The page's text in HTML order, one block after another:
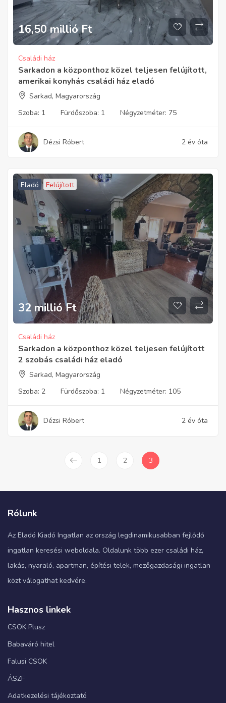
16,50 millió Ft
Családi ház
Sarkadon a központhoz közel teljesen felújított,
amerikai konyhás családi ház eladó
Sarkad, Magyarország
Szoba: 1 Fürdőszoba: 1 Négyzetméter: 75
Dézsi Róbert 2 év óta
Eladó Felújított
32 millió Ft
Családi ház
Sarkadon a központhoz közel teljesen felújított
2 szobás családi ház eladó
Sarkad, Magyarország
Szoba: 2 Fürdőszoba: 1 Négyzetméter: 105
Dézsi Róbert 2 év óta
1 2 3
Rólunk
Az Eladó Kiadó Ingatlan az ország legdinamikusabban fejlődő
ingatlan keresési weboldala. Oldalunk több ezer családi ház,
lakás, nyaraló, apartman, építési telek, mezőgazdasági ingatlan
közt válogathat kedvére.
Hasznos linkek
CSOK Plusz
Babaváró hitel
Falusi CSOK
ÁSZF
Adatkezelési tájékoztató